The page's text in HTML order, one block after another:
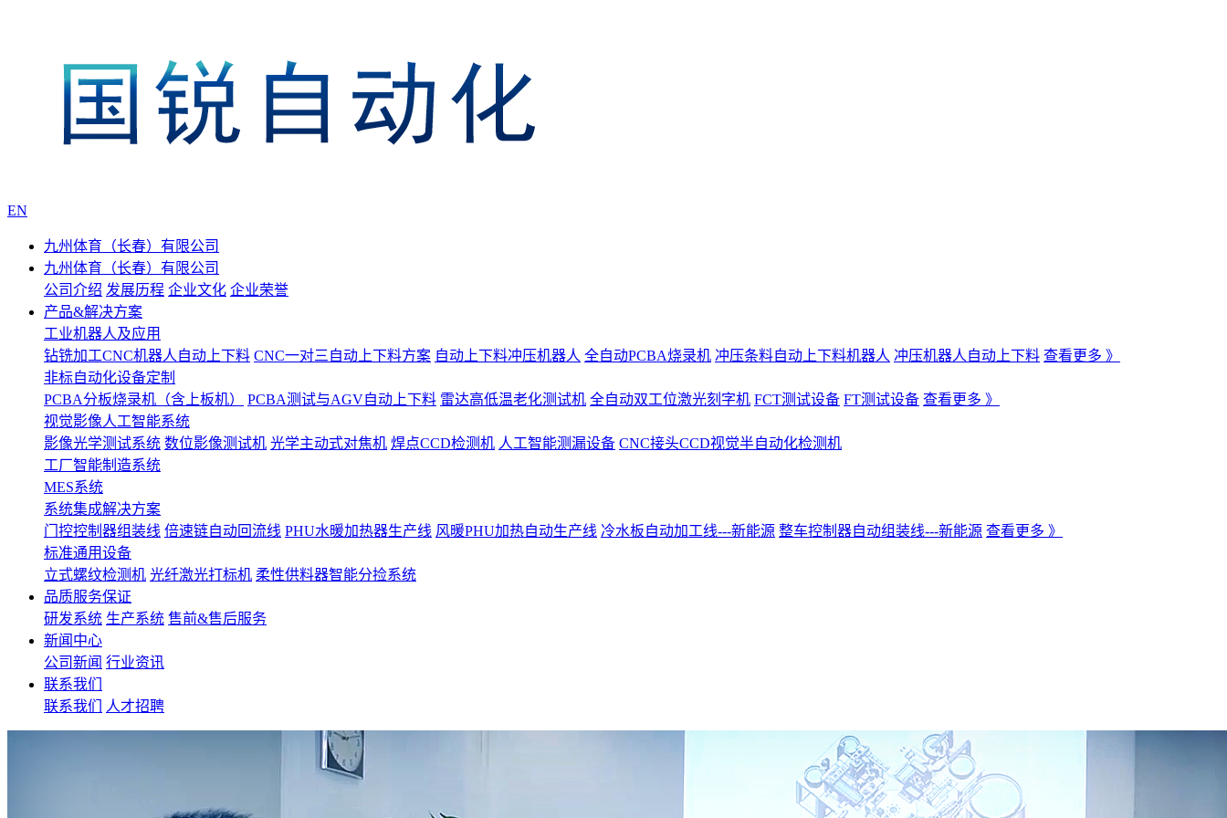
EN
九州体育（长春）有限公司
九州体育（长春）有限公司
公司介绍 发展历程 企业文化 企业荣誉
产品&解决方案
工业机器人及应用
钻铣加工CNC机器人自动上下料 CNC一对三自动上下料方案 自动上下料冲压机器人 全自动PCBA烧录机 冲压条料自动上下料机器人 冲压机器人自动上下料 查看更多 》
非标自动化设备定制
PCBA分板烧录机（含上板机）
PCBA测试与AGV自动上下料 雷达高低温老化测试机 全自动双工位激光刻字机 FCT测试设备 FT测试设备 查看更多 》
视觉影像人工智能系统
影像光学测试系统 数位影像测试机 光学主动式对焦机 焊点CCD检测机 人工智能测漏设备 CNC接头CCD视觉半自动化检测机
工厂智能制造系统
MES系统
系统集成解决方案
门控控制器组装线 倍速链自动回流线 PHU水暖加热器生产线 风暖PHU加热自动生产线 冷水板自动加工线---新能源 整车控制器自动组装线---新能源 查看更多 》
标准通用设备
立式螺纹检测机 光纤激光打标机 柔性供料器智能分捡系统
品质服务保证
研发系统 生产系统 售前&售后服务
新闻中心
公司新闻 行业资讯
联系我们
联系我们
人才招聘